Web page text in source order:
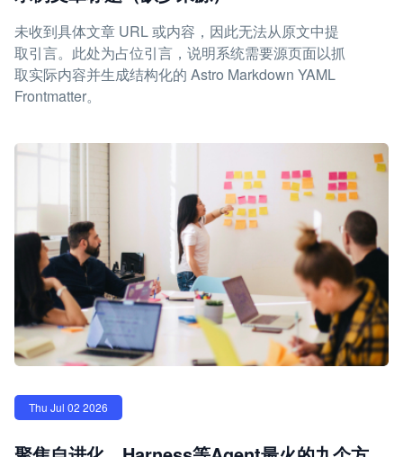
未收到具体文章 URL 或内容，因此无法从原文中提
取引言。此处为占位引言，说明系统需要源页面以抓
取实际内容并生成结构化的 Astro Markdown YAML
Frontmatter。
Thu Jul 02 2026